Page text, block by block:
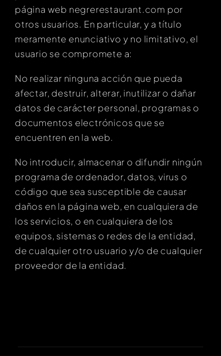
página web negrerestaurant.com por
otros usuarios. En particular, y a título
meramente enunciativo y no limitativo, el
usuario se compromete a:
No realizar ninguna acción que pueda
afectar, destruir, alterar, inutilizar o dañar
datos de carácter personal, programas o
documentos electrónicos que se
encuentren en la web.
No introducir, almacenar o difundir ningún
programa de ordenador, datos, virus o
código que sea susceptible de causar
daños en la página web, en cualquiera de
los servicios, o en cualquiera de los
equipos, sistemas o redes de la entidad,
de cualquier otro usuario y/o de cualquier
proveedor de la entidad.